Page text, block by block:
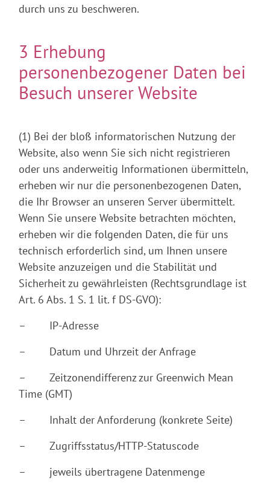
durch uns zu beschweren.
3 Erhebung
personenbezogener Daten bei
Besuch unserer Website
(1) Bei der bloß informatorischen Nutzung der
Website, also wenn Sie sich nicht registrieren
oder uns anderweitig Informationen übermitteln,
erheben wir nur die personenbezogenen Daten,
die Ihr Browser an unseren Server übermittelt.
Wenn Sie unsere Website betrachten möchten,
erheben wir die folgenden Daten, die für uns
technisch erforderlich sind, um Ihnen unsere
Website anzuzeigen und die Stabilität und
Sicherheit zu gewährleisten (Rechtsgrundlage ist
Art. 6 Abs. 1 S. 1 lit. f DS-GVO):
– IP-Adresse
– Datum und Uhrzeit der Anfrage
– Zeitzonendifferenz zur Greenwich Mean
Time (GMT)
– Inhalt der Anforderung (konkrete Seite)
– Zugriffsstatus/HTTP-Statuscode
– jeweils übertragene Datenmenge